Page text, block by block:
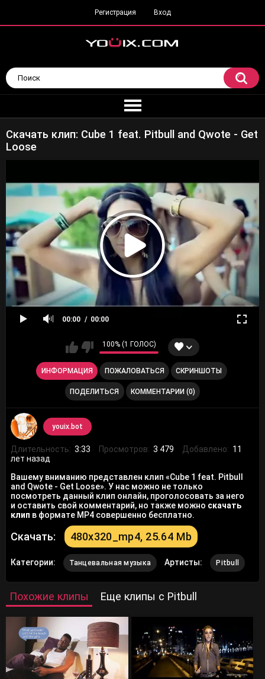
Регистрация Вход
Скачать клип: Cube 1 feat. Pitbull and Qwote - Get
Loose
00:00 00:00
100% (1 ГОЛОС)
ИНФОРМАЦИЯ ПОЖАЛОВАТЬСЯ СКРИНШОТЫ
ПОДЕЛИТЬСЯ КОММЕНТАРИИ (0)
youix.bot
Длительность: 3:33 Просмотров: 3 479 Добавлено: 11
лет назад
Вашему вниманию представлен клип «Cube 1 feat. Pitbull
and Qwote - Get Loose». У нас можно не только
посмотреть данный клип онлайн, проголосовать за него
и оставить свой комментарий, но также можно скачать
клип в формате MP4 совершенно бесплатно.
Скачать: 480x320_mp4, 25.64 Mb
Категории: Танцевальная музыка Артисты: Pitbull
Похожие клипы Еще клипы с Pitbull